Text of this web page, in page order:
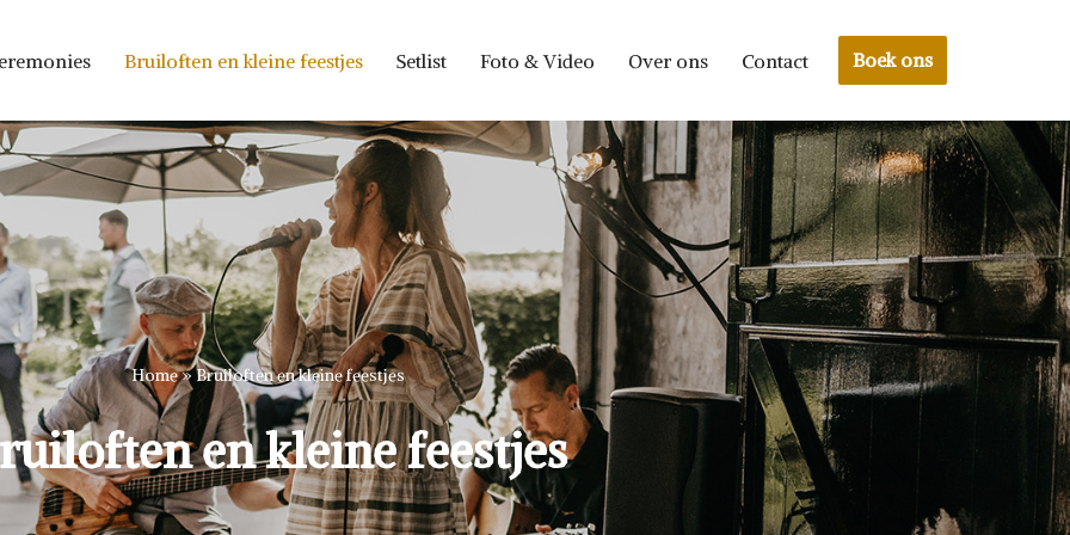
Bruiloften en kleine feestjes Setlist Foto & Video Over ons Contact Boek ons
Home»Bruiloften en kleine feestjes
en kleine feestjes